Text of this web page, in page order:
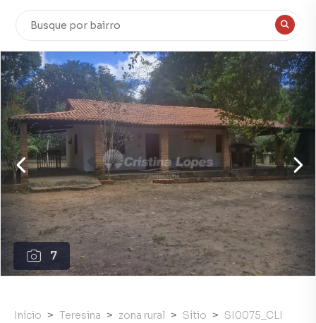
7
Início Teresina zona rural Sítio SI0075_CLI